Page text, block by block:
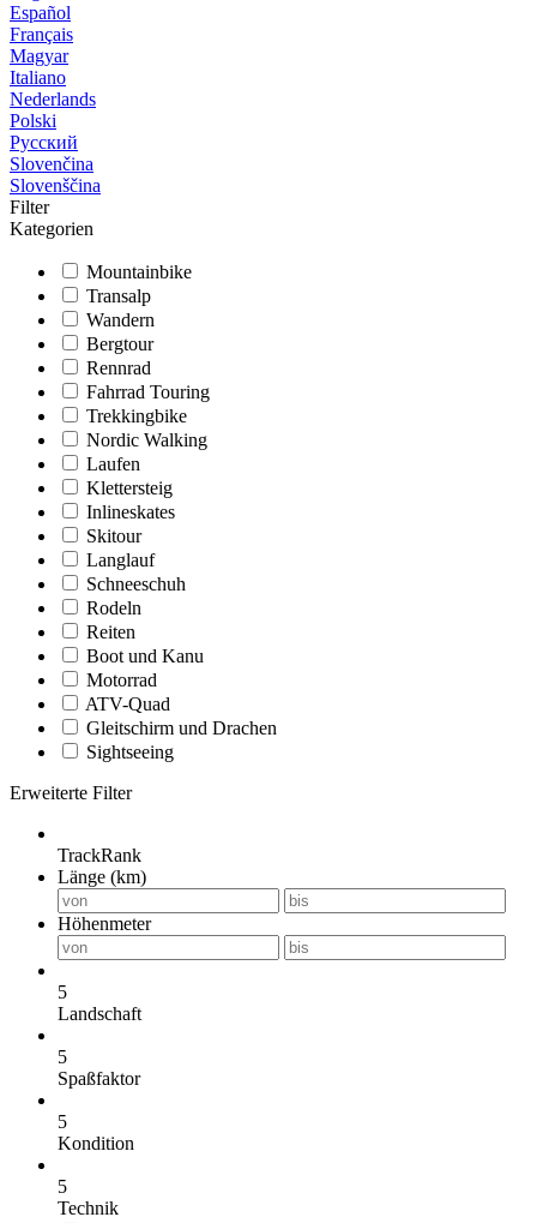
Español
Français
Magyar
Italiano
Nederlands
Polski
Русский
Slovenčina
Slovenščina
Filter
Kategorien
Mountainbike
Transalp
Wandern
Bergtour
Rennrad
Fahrrad Touring
Trekkingbike
Nordic Walking
Laufen
Klettersteig
Inlineskates
Skitour
Langlauf
Schneeschuh
Rodeln
Reiten
Boot und Kanu
Motorrad
ATV-Quad
Gleitschirm und Drachen
Sightseeing
Erweiterte Filter
TrackRank
Länge (km)
Höhenmeter
5
Landschaft
5
Spaßfaktor
5
Kondition
5
Technik